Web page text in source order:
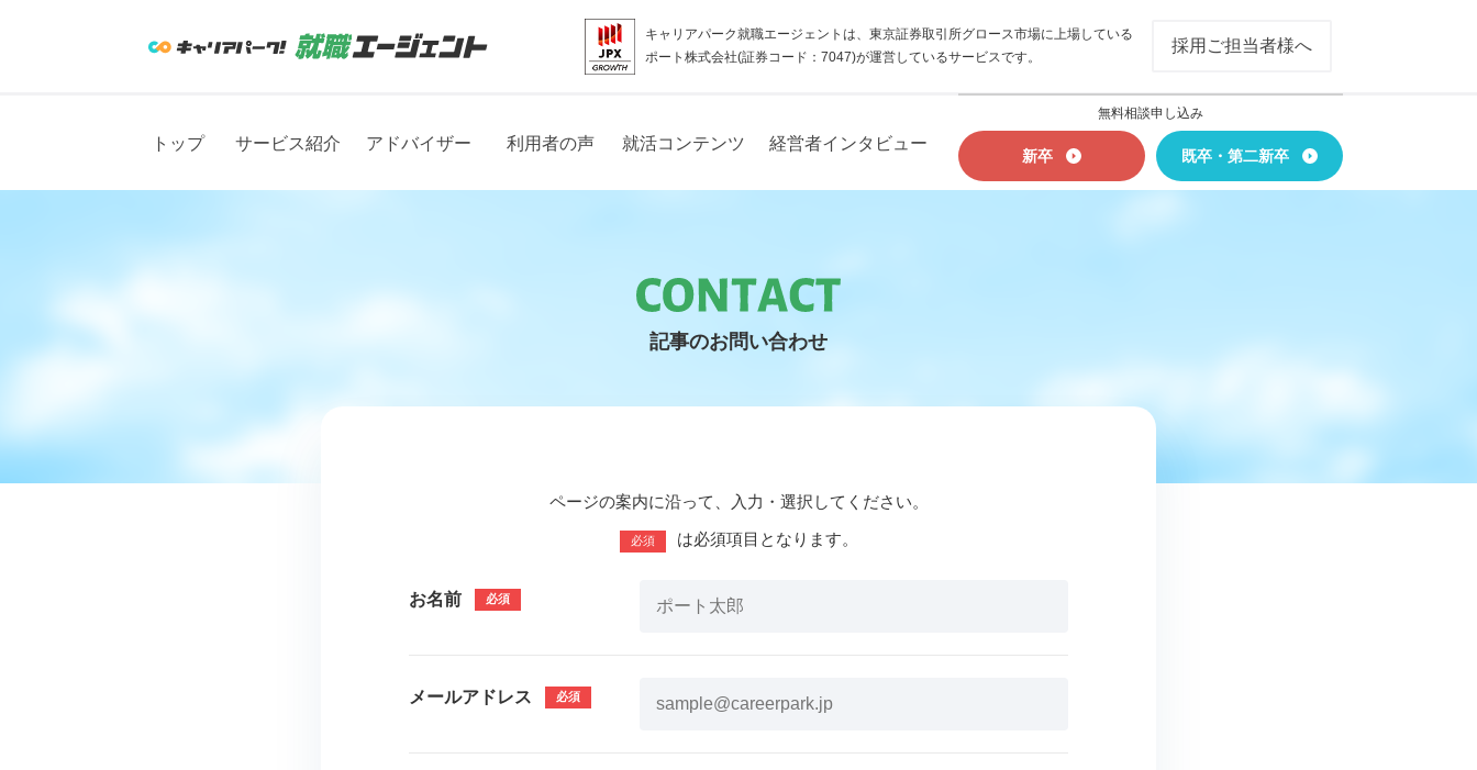
キャリアパーク就職エージェントは、東京証券取引所グロース市場に上場している
ポート株式会社(証券コード：7047)が運営しているサービスです。
採用ご担当者様へ
トップ サービス紹介 アドバイザー 利用者の声 就活コンテンツ 経営者インタビュー
無料相談申し込み
新卒 既卒・第二新卒
記事のお問い合わせ
ページの案内に沿って、入力・選択してください。
必須 は必須項目となります。
お名前
メールアドレス